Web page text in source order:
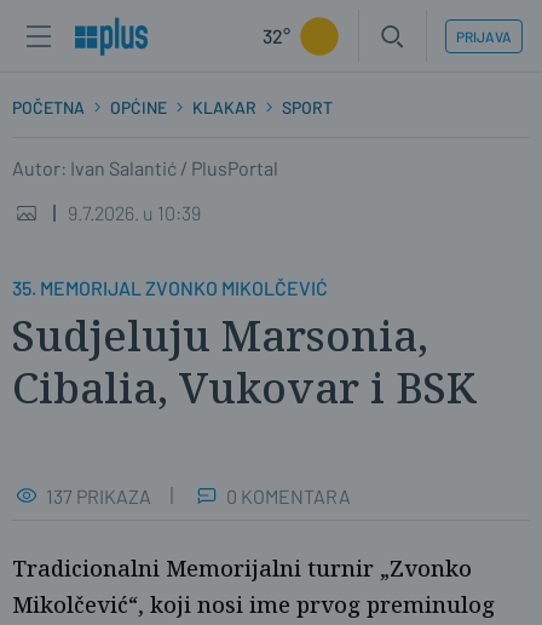
32° PRIJAVA
POČETNA OPĆINE KLAKAR SPORT
Autor: Ivan Salantić / PlusPortal
9.7.2026. u 10:39
35. MEMORIJAL ZVONKO MIKOLČEVIĆ
Sudjeluju Marsonia,
Cibalia, Vukovar i BSK
137 PRIKAZA 0 KOMENTARA
Tradicionalni Memorijalni turnir „Zvonko
Mikolčević“, koji nosi ime prvog preminulog